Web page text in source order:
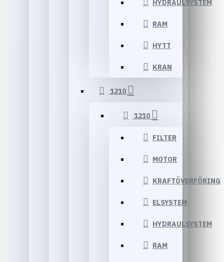
HYDRAULSYSTEM
RAM
HYTT
KRAN
1210
1210
FILTER
MOTOR
KRAFTÖVERFÖRING
ELSYSTEM
HYDRAULSYSTEM
RAM